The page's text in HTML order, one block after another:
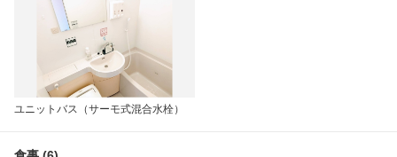
ユニットバス（サーモ式混合水栓）